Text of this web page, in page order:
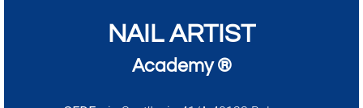
NAIL ARTIST
Academy ®